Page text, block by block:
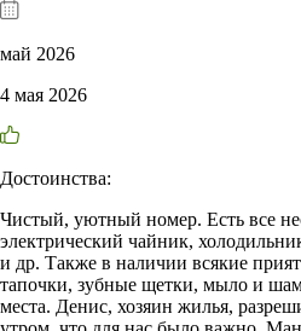
май 2026
4 мая 2026
Достоинства:
Чистый, уютный номер. Есть все
электрический чайник,
и др. Также в наличии всякие
тапочки, зубные щетки, мыло и
места. Денис, хозяин жилья,